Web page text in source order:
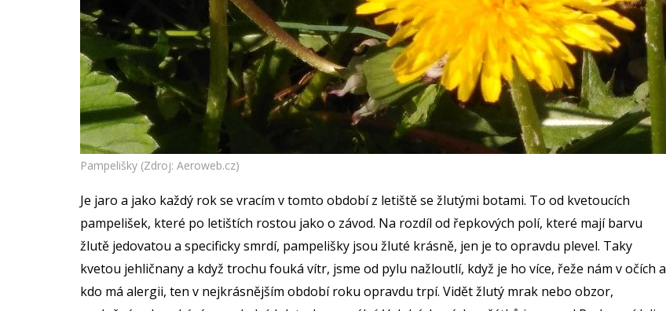
Pampelišky (Zdroj: Aeroweb.cz)
Je jaro a jako každý rok se vracím v tomto období z letiště se žlutými botami. To od kvetoucích
pampelišek, které po letištích rostou jako o závod. Na rozdíl od řepkových polí, které mají barvu
žlutě jedovatou a specificky smrdí, pampelišky jsou žluté krásně, jen je to opravdu plevel. Taky
kvetou jehličnany a když trochu fouká vítr, jsme od pylu nažloutlí, když je ho více, řeže nám v očích a
kdo má alergii, ten v nejkrásnějším období roku opravdu trpí. Vidět žlutý mrak nebo obzor,